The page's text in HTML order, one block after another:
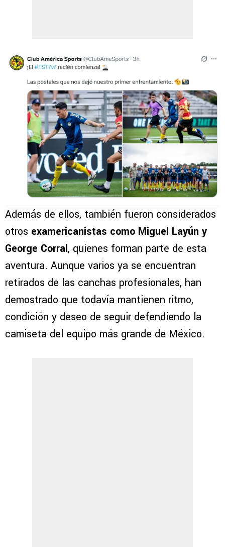
Además de ellos, también fueron considerados
otros examericanistas como Miguel Layún y
George Corral, quienes forman parte de esta
aventura. Aunque varios ya se encuentran
retirados de las canchas profesionales, han
demostrado que todavía mantienen ritmo,
condición y deseo de seguir defendiendo la
camiseta del equipo más grande de México.